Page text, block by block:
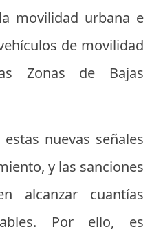
movilidad urbana e
de movilidad
Zonas de Bajas
nuevas señales
y las sanciones
alcanzar cuantías
Por ello, es